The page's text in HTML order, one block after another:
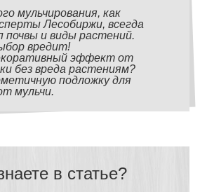
мульчирования, как
Лесобиржи, всегда
и виды растений.
вредит!
эффект от
без вреда растениям?
подложку для
мульчи.
в статье?